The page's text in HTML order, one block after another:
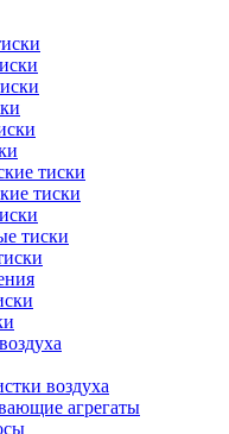
тиски
тиски
тиски
воздуха
агрегаты